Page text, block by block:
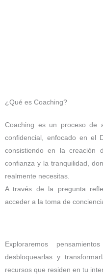
¿Qué es Coaching?
Coaching es un proceso de
confidencial, enfocado en el
consistiendo en la creación
confianza y la tranquilidad,
realmente necesitas.
A través de la pregunta
acceder a la toma de
Exploraremos
desbloquearlas y
recursos que residen en tu